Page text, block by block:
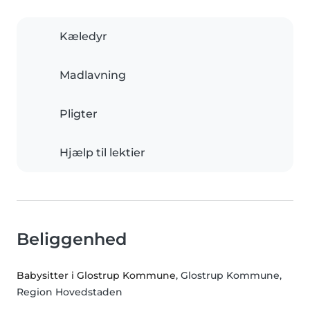
Kæledyr
Madlavning
Pligter
Hjælp til lektier
Beliggenhed
Babysitter i Glostrup Kommune, Glostrup Kommune,
Region Hovedstaden